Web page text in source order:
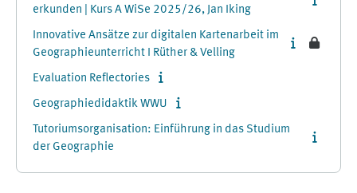
erkunden | Kurs A WiSe 2025/26, Jan Iking
Innovative Ansätze zur digitalen Kartenarbeit im
Geographieunterricht I Rüther & Velling
Evaluation Reflectories
Geographiedidaktik WWU
Tutoriumsorganisation: Einführung in das Studium
der Geographie